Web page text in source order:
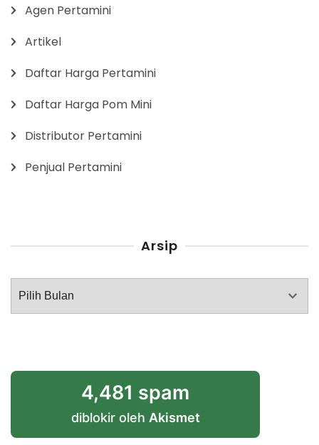
Agen Pertamini
Artikel
Daftar Harga Pertamini
Daftar Harga Pom Mini
Distributor Pertamini
Penjual Pertamini
Arsip
Arsip
4,481 spam
diblokir oleh Akismet